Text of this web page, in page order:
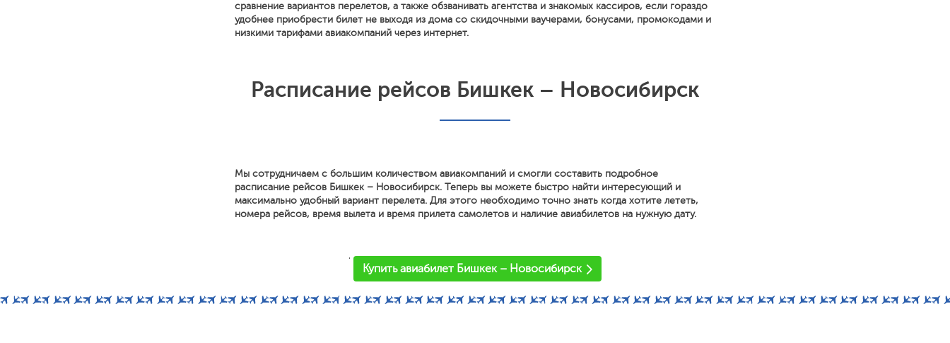
сравнение вариантов перелетов, а также обзванивать агентства и знакомых кассиров, если гораздо
удобнее приобрести билет не выходя из дома со скидочными ваучерами, бонусами, промокодами и
низкими тарифами авиакомпаний через интернет.
Расписание рейсов Бишкек – Новосибирск
Мы сотрудничаем с большим количеством авиакомпаний и смогли составить подробное
расписание рейсов Бишкек – Новосибирск. Теперь вы можете быстро найти интересующий и
максимально удобный вариант перелета. Для этого необходимо точно знать когда хотите лететь,
номера рейсов, время вылета и время прилета самолетов и наличие авиабилетов на нужную дату.
'
Купить авиабилет Бишкек – Новосибирск